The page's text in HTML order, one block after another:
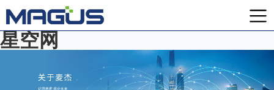
星空网